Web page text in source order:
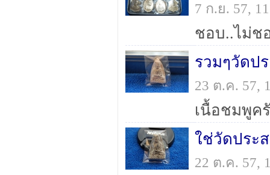
7 ก.ย. 57,
ชอบ..ไม่ช
รวมๆวัดป
23 ต.ค. 57,
เนื้อชมพูค
ใช่วัดประ
22 ต.ค. 57,